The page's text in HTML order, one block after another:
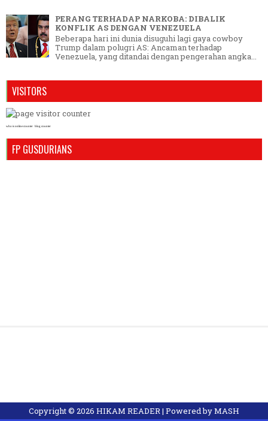
PERANG TERHADAP NARKOBA: DIBALIK
KONFLIK AS DENGAN VENEZUELA
Beberapa hari ini dunia disuguhi lagi gaya cowboy
Trump dalam polugri AS: Ancaman terhadap
Venezuela, yang ditandai dengan pengerahan angka...
VISITORS
who is online counter blog counter
FP GUSDURIANS
Copyright © 2026 HIKAM READER| Powered byMASH